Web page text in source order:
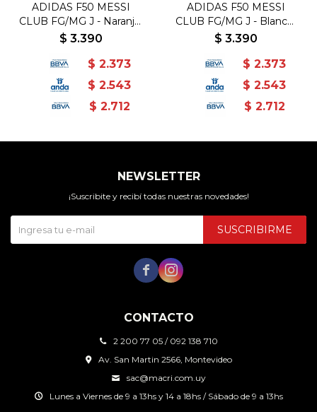
ADIDAS F50 MESSI
CLUB FG/MG J - Naranja-
Dorado
$ 3.390
$ 2.373
$ 2.543
$ 2.712
ADIDAS F50 MESSI
CLUB FG/MG J - Blanco-
Rosado
$ 3.390
$ 2.373
$ 2.543
$ 2.712
CONTACTO
2 200 77 05 / 092 138 710
Av. San Martin 2566, Montevideo
sac@macri.com.uy
Lunes a Viernes de 9 a 13hs y 14 a 18hs / Sábado de 9 a 13hs
NEWSLETTER
¡Suscribite y recibí todas nuestras novedades!
SUSCRIBIRME
 